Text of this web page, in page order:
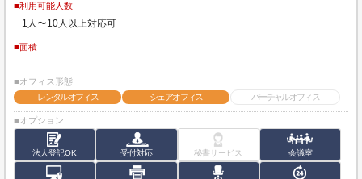
■利用可能人数
1人〜10人以上対応可
■面積
■オフィス形態
レンタルオフィス
シェアオフィス バーチャルオフィス
■オプション
法人登記OK 受付対応 秘書サービス 会議室